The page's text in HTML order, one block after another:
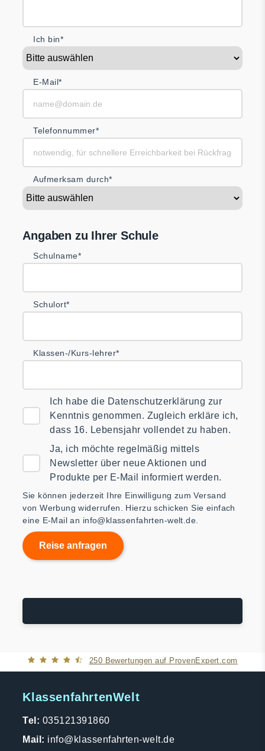
Ich bin*
E-Mail*
Telefonnummer*
Aufmerksam durch*
Angaben zu Ihrer Schule
Schulname*
Schulort*
Klassen-/Kurs-lehrer*
Ich habe die Datenschutzerklärung zur
Kenntnis genommen. Zugleich erkläre ich,
dass 16. Lebensjahr vollendet zu haben.
Ja, ich möchte regelmäßig mittels
Newsletter über neue Aktionen und
Produkte per E-Mail informiert werden.
Sie können jederzeit Ihre Einwilligung zum Versand
von Werbung widerrufen. Hierzu schicken Sie einfach
eine E-Mail an info@klassenfahrten-welt.de
Klassenfahrtenwelt
250 Bewertungen auf ProvenExpert.com
KlassenfahrtenWelt
Tel: 035121391860
Mail: info@klassenfahrten-welt.de